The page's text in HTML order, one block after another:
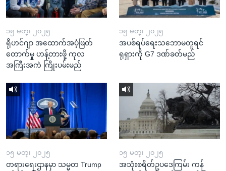
ကျော်
ရန်
၁၅ မတ္၊ ၂၀၂၅
ရိုဟင်ဂျာ အထောက်အပံ့ဖြတ်
တောက်မှု ဟန့်တားဖို့ ကုလ
အကြီးအကဲ ကြိုးပမ်းမည်
၁၅ မတ္၊ ၂၀၂၅
အပစ်ရပ်ရေးသဘောမတူရင်
ရုရှားကို G7 ဒဏ်ခတ်မည်
၁၅ မတ္၊ ၂၀၂၅
တရားရေးဌာနမှာ သမ္မတ Trump
၁၅ မတ္၊ ၂၀၂၅
အသုံးစရိတ်ဥပဒေကြမ်း ကန်